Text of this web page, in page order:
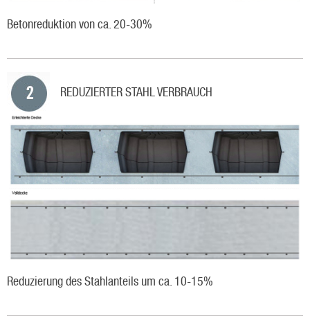
Betonreduktion von ca. 20-30%
REDUZIERTER STAHL VERBRAUCH
Reduzierung des Stahlanteils um ca. 10-15%